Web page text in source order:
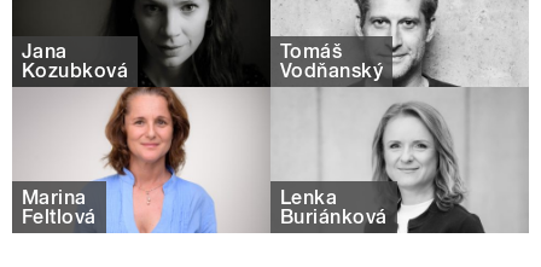
Jana
Kozubková
Tomáš
Vodňanský
Marina
Feltlová
Lenka
Buriánková